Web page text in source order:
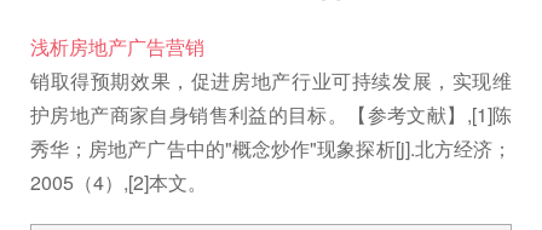
浅析房地产广告营销
销取得预期效果，促进房地产行业可持续发展，实现维
护房地产商家自身销售利益的目标。【参考文献】,[1]陈
秀华；房地产广告中的"概念炒作"现象探析[j].北方经济；
2005（4）,[2]本文。